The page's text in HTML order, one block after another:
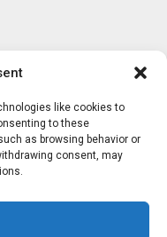
like cookies to
to these
as browsing behavior or
consent, may